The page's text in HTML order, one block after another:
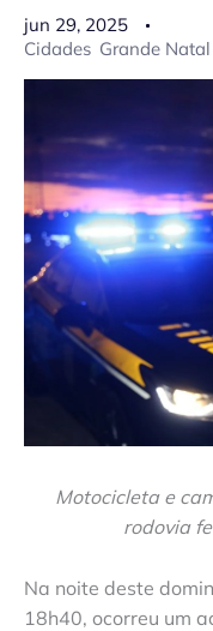
jun 29, 2025
Cidades Grande Natal
Motocicleta e
rodovia
Na noite deste
18h40, ocorreu um